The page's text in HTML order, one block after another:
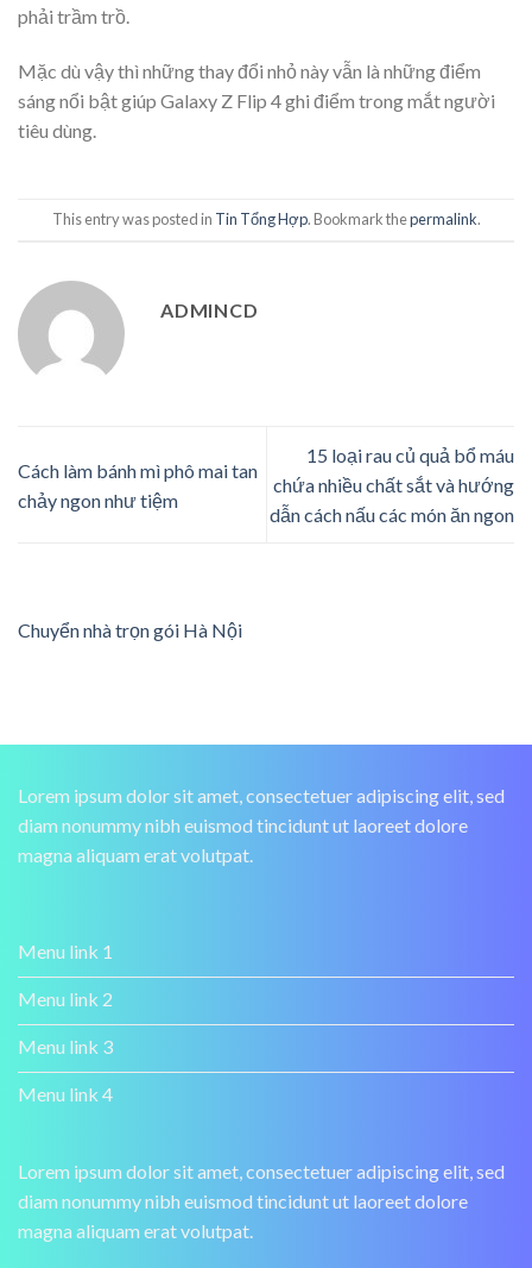
phải trầm trồ.
Mặc dù vậy thì những thay đổi nhỏ này vẫn là những điểm
sáng nổi bật giúp Galaxy Z Flip 4 ghi điểm trong mắt người
tiêu dùng.
This entry was posted in Tin Tổng Hợp. Bookmark thepermalink.
ADMINCD
Cách làm bánh mì phô mai tan
chảy ngon như tiệm
15 loại rau củ quả bổ máu
chứa nhiều chất sắt và hướng
dẫn cách nấu các món ăn ngon
Chuyển nhà trọn gói Hà Nội
Lorem ipsum dolor sit amet, consectetuer adipiscing elit, sed
diam nonummy nibh euismod tincidunt ut laoreet dolore
magna aliquam erat volutpat.
Menu link 1
Menu link 2
Menu link 3
Menu link 4
Lorem ipsum dolor sit amet, consectetuer adipiscing elit, sed
diam nonummy nibh euismod tincidunt ut laoreet dolore
magna aliquam erat volutpat.